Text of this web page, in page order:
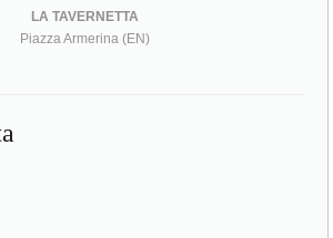
LA TAVERNETTA
Piazza Armerina (EN)